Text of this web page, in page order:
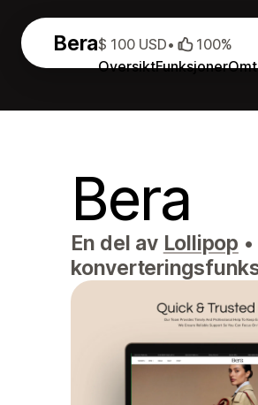
Bera
OversiktFunksjoner
$ 100 USD• 100%
Bera
En del av Lollipop •